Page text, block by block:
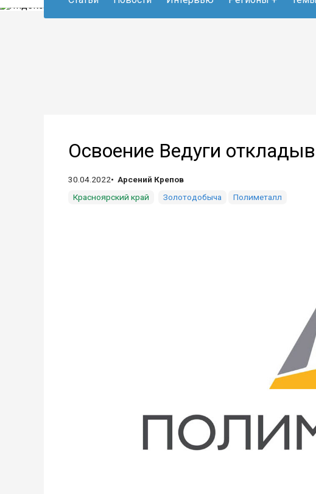
Освоение Ведуги
30.04.2022
Арсений Крепов
Красноярский край
Золотодобыча Полиметалл